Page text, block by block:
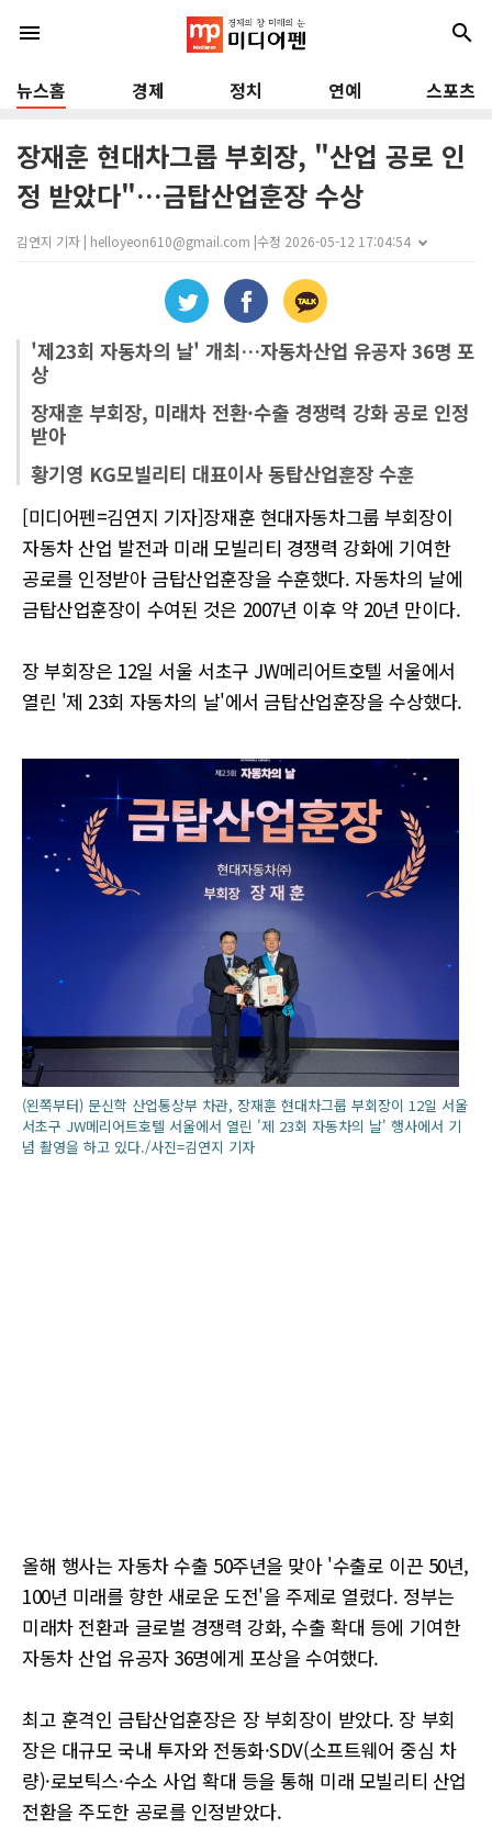
menu search
뉴스홈 경제 정치 연예 스포츠
장재훈 현대차그룹 부회장, "산업 공로 인
정 받았다"…금탑산업훈장 수상
김연지 기자 | helloyeon610@gmail.com |수정 2026-05-12 17:04:54
'제23회 자동차의 날' 개최…자동차산업 유공자 36명 포
상
장재훈 부회장, 미래차 전환·수출 경쟁력 강화 공로 인정
받아
황기영 KG모빌리티 대표이사 동탑산업훈장 수훈
[미디어펜=김연지 기자]장재훈 현대자동차그룹 부회장이
자동차 산업 발전과 미래 모빌리티 경쟁력 강화에 기여한
공로를 인정받아 금탑산업훈장을 수훈했다. 자동차의 날에
금탑산업훈장이 수여된 것은 2007년 이후 약 20년 만이다.
장 부회장은 12일 서울 서초구 JW메리어트호텔 서울에서
열린 '제 23회 자동차의 날'에서 금탑산업훈장을 수상했다.
(왼쪽부터) 문신학 산업통상부 차관, 장재훈 현대차그룹 부회장이 12일 서울
서초구 JW메리어트호텔 서울에서 열린 '제 23회 자동차의 날' 행사에서 기
념 촬영을 하고 있다./사진=김연지 기자
올해 행사는 자동차 수출 50주년을 맞아 '수출로 이끈 50년,
100년 미래를 향한 새로운 도전'을 주제로 열렸다. 정부는
미래차 전환과 글로벌 경쟁력 강화, 수출 확대 등에 기여한
자동차 산업 유공자 36명에게 포상을 수여했다.
최고 훈격인 금탑산업훈장은 장 부회장이 받았다. 장 부회
장은 대규모 국내 투자와 전동화·SDV(소프트웨어 중심 차
량)·로보틱스·수소 사업 확대 등을 통해 미래 모빌리티 산업
전환을 주도한 공로를 인정받았다.